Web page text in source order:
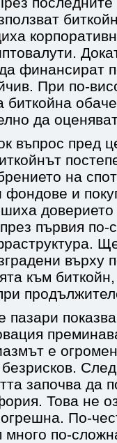
финансират
При по-
биткойна
да
въпрос пред
на
и
първия по-
върху
към
е
започва да
Това не
По-
по-